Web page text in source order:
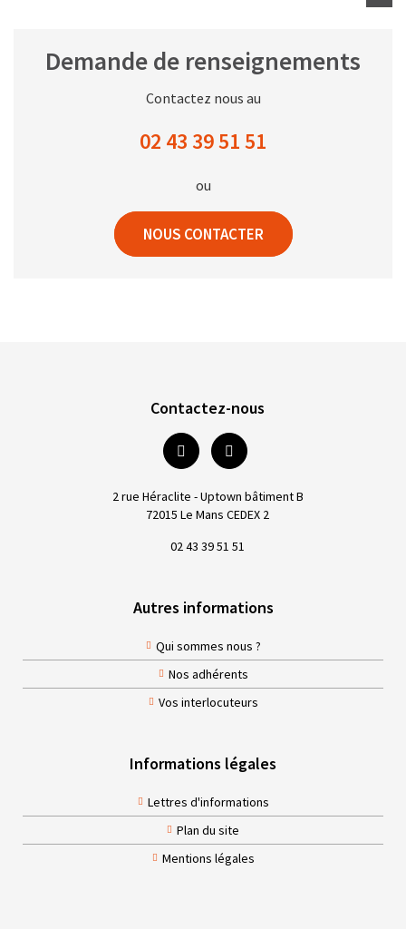
Demande de renseignements
Contactez nous au
02 43 39 51 51
ou
NOUS CONTACTER
Contactez-nous
2 rue Héraclite - Uptown bâtiment B
72015 Le Mans CEDEX 2
02 43 39 51 51
Autres informations
Qui sommes nous ?
Nos adhérents
Vos interlocuteurs
Informations légales
Lettres d'informations
Plan du site
Mentions légales